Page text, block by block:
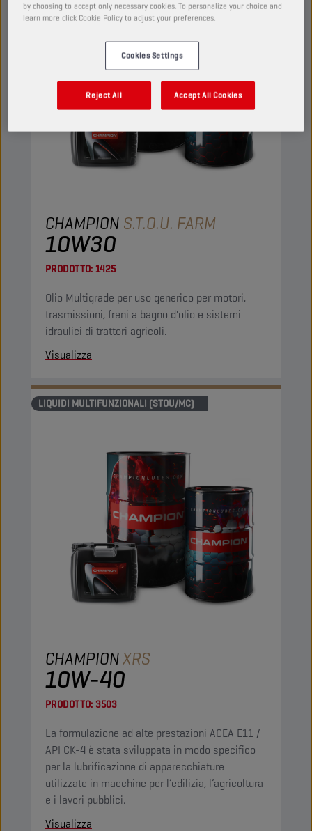
CHAMPION S.T.O.U. FARM
10W30
PRODOTTO: 1425
Olio Multigrade per uso generico per motori,
trasmissioni, freni a bagno d'olio e sistemi
idraulici di trattori agricoli.
Visualizza
LIQUIDI MULTIFUNZIONALI (STOU/MC)
CHAMPIONXRS
10W-40
PRODOTTO: 3503
La formulazione ad alte prestazioni ACEA E11 /
API CK-4 è stata sviluppata in modo specifico
per la lubrificazione di apparecchiature
utilizzate in macchine per l’edilizia, l’agricoltura
e i lavori pubblici.
Visualizza
by choosing to accept only necessary cookies. To personalize your choice and
learn more click Cookie Policy to adjust your preferences.
Cookies Settings
Reject All Accept All Cookies